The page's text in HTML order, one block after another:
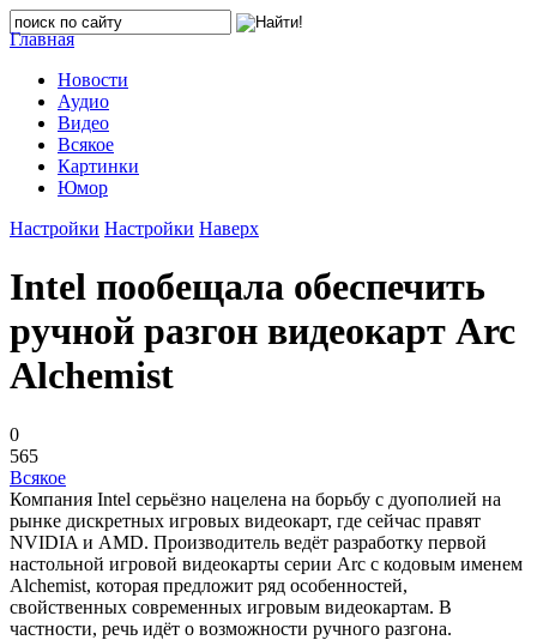
Главная
Новости
Аудио
Видео
Всякое
Картинки
Юмор
Настройки Настройки Наверх
Intel пообещала обеспечить
ручной разгон видеокарт Arc
Alchemist
0
565
Всякое
Компания Intel серьёзно нацелена на борьбу с дуополией на
рынке дискретных игровых видеокарт, где сейчас правят
NVIDIA и AMD. Производитель ведёт разработку первой
настольной игровой видеокарты серии Arc с кодовым именем
Alchemist, которая предложит ряд особенностей,
свойственных современных игровым видеокартам. В
частности, речь идёт о возможности ручного разгона.